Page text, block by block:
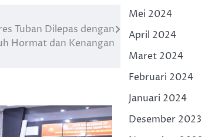
Tuban Dilepas dengan
Hormat dan Kenangan
Mei 2024
April 2024
Maret 2024
Februari 2024
Januari 2024
Desember 2023